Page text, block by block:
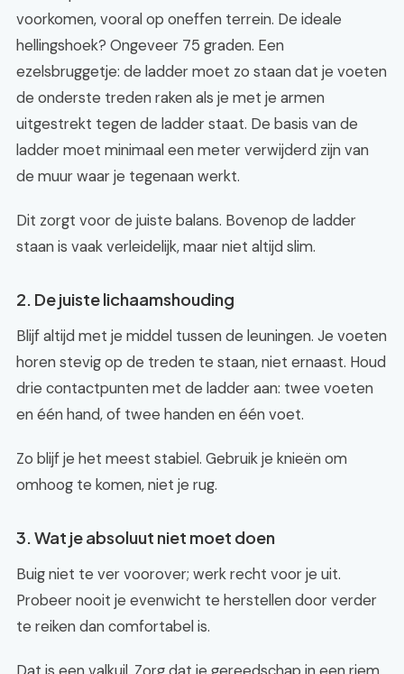
voorkomen, vooral op oneffen terrein. De ideale
hellingshoek? Ongeveer 75 graden. Een
ezelsbruggetje: de ladder moet zo staan dat je voeten
de onderste treden raken als je met je armen
uitgestrekt tegen de ladder staat. De basis van de
ladder moet minimaal een meter verwijderd zijn van
de muur waar je tegenaan werkt.
Dit zorgt voor de juiste balans. Bovenop de ladder
staan is vaak verleidelijk, maar niet altijd slim.
2. De juiste lichaamshouding
Blijf altijd met je middel tussen de leuningen. Je voeten
horen stevig op de treden te staan, niet ernaast. Houd
drie contactpunten met de ladder aan: twee voeten
en één hand, of twee handen en één voet.
Zo blijf je het meest stabiel. Gebruik je knieën om
omhoog te komen, niet je rug.
3. Wat je absoluut niet moet doen
Buig niet te ver voorover; werk recht voor je uit.
Probeer nooit je evenwicht te herstellen door verder
te reiken dan comfortabel is.